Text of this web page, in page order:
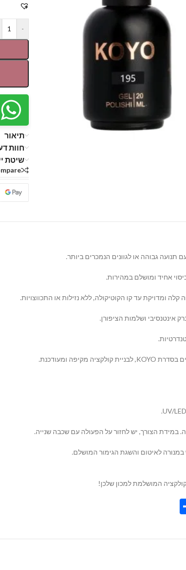
-
תיאור
חוות
שיטת
תנועה גבוהה או לגוונים הנמכרים ביותר.
אחיד ומושלם במהירות.
ומדויקת עד קו הקוטיקולה, ללא נזילות או התכווצויות.
המושלמת למכון שלכן!
Share